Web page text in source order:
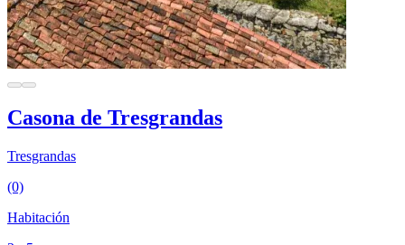
Casona de Tresgrandas
Tresgrandas
(0)
Habitación